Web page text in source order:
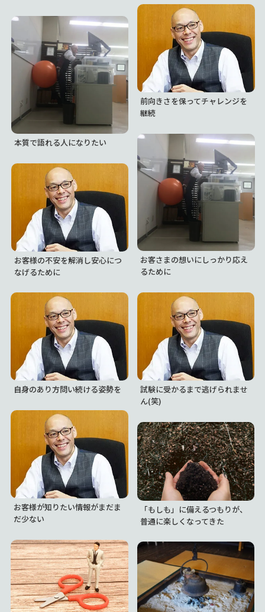
前向きさを保ってチャレンジを
継続
本質で語れる人になりたい
お客さまの想いにしっかり応え
るために
お客様の不安を解消し安心につ
なげるために
自身のあり方問い続ける姿勢を
試験に受かるまで逃げられませ
ん(笑)
お客様が知りたい情報がまだま
だ少ない
「もしも」に備えるつもりが、
普通に楽しくなってきた